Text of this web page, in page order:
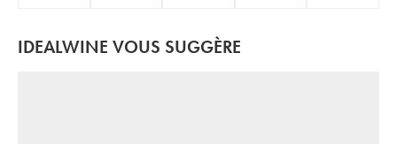
IDEALWINE VOUS SUGGÈRE